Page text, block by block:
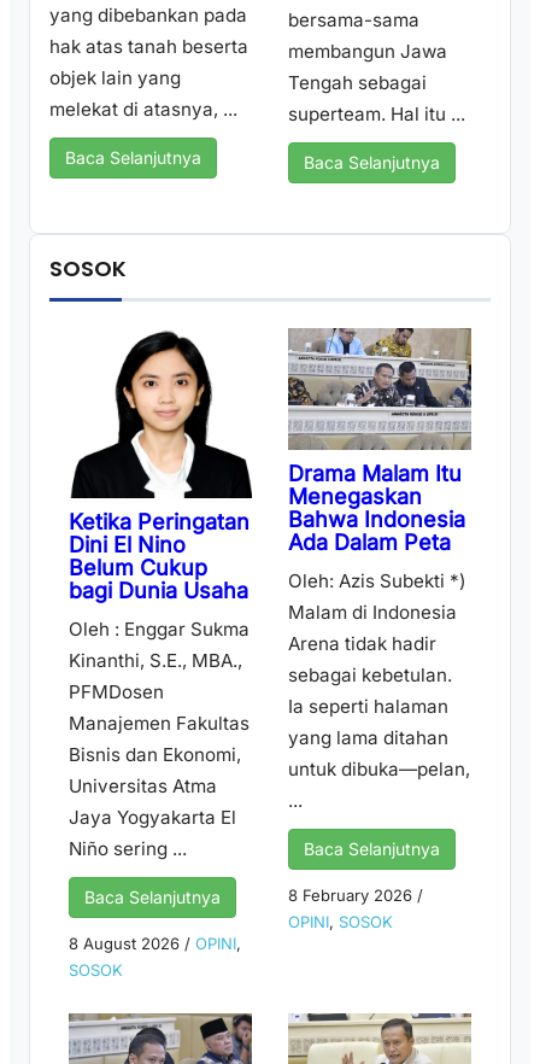
yang dibebankan pada
hak atas tanah beserta
objek lain yang
melekat di atasnya, ...
Baca Selanjutnya
bersama-sama
membangun Jawa
Tengah sebagai
superteam. Hal itu ...
Baca Selanjutnya
SOSOK
Ketika Peringatan
Dini El Nino
Belum Cukup
bagi Dunia Usaha
Oleh : Enggar Sukma
Kinanthi, S.E., MBA.,
PFMDosen
Manajemen Fakultas
Bisnis dan Ekonomi,
Universitas Atma
Jaya Yogyakarta El
Niño sering ...
Baca Selanjutnya
8 August 2026 / OPINI,
SOSOK
Drama Malam Itu
Menegaskan
Bahwa Indonesia
Ada Dalam Peta
Oleh: Azis Subekti *)
Malam di Indonesia
Arena tidak hadir
sebagai kebetulan.
Ia seperti halaman
yang lama ditahan
untuk dibuka—pelan,
...
Baca Selanjutnya
8 February 2026 /
OPINI, SOSOK